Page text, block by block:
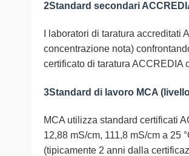
2Standard secondari
I laboratori di taratura
concentrazione nota)
certificato di taratura ACCREDIA
3Standard di lavoro MCA
MCA utilizza standard certificati
12,88 mS/cm, 111,8 mS/cm a 25
(tipicamente 2 anni dalla